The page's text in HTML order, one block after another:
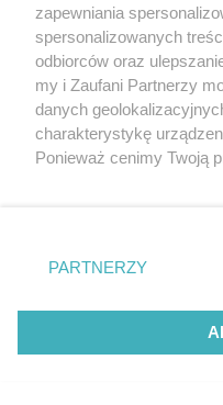
pracy
zapewniania
spersonalizowanych
odbiorców oraz
my i Zaufani Partnerzy
danych
charakterystykę
Ponieważ cenimy Twoją
znajdujący się w lewym
rodzaje przetwarzania
użytkownika, ale masz
przetwarzaniu.
na tej witrynie.
PARTNERZY